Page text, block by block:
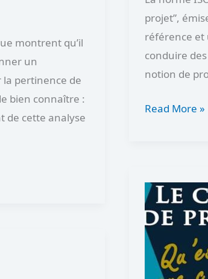
projet”,
référence et
conduire
notion de
Read More »
montrent qu’il
un
pertinence de
bien connaître :
de cette analyse
Les
qualités
d’un
chef
de